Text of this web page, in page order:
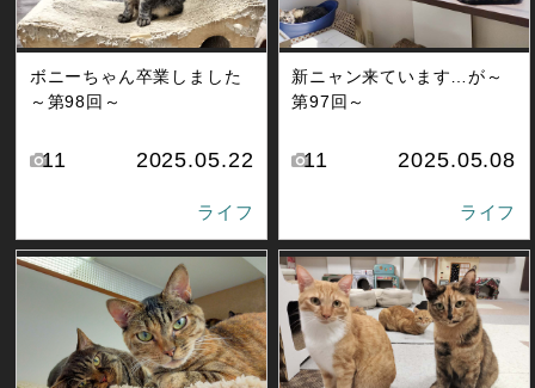
ボニーちゃん卒業しました
～第98回～
11 2025.05.22
ライフ
新ニャン来ています…が～
第97回～
11 2025.05.08
ライフ